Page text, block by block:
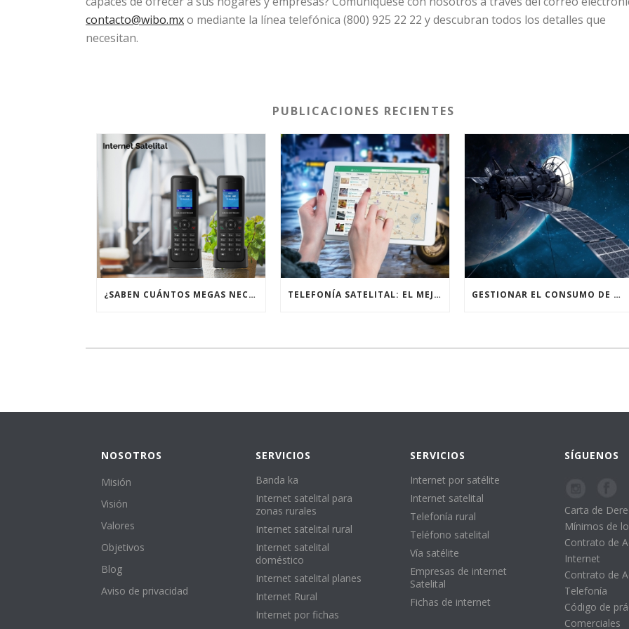
contacto@wibo.mxo mediante la línea telefónica (800) 925 22 22 y descubran todos los detalles que
necesitan.
PUBLICACIONES RECIENTES
¿SABEN CUÁNTOS MEGAS NECESITAN SEGÚN SU PERFIL DE USUARIO? TELEFONÍA SATELITAL: EL MEJOR ALIADO PARA PRACTICANTES DE ALPINISMO GESTIONAR EL CONSUMO DE DATOS: UN ASPECTO CRUCIAL AL UTILIZAR INTERNET SATELITAL
NOSOTROS
Misión
Visión
Valores
Objetivos
Blog
Aviso de privacidad
SERVICIOS
Banda ka
Internet satelital para
zonas rurales
Internet satelital rural
Internet satelital
doméstico
Internet satelital planes
Internet Rural
Internet por fichas
SERVICIOS
Internet por satélite
Internet satelital
Telefonía rural
Teléfono satelital
Vía satélite
Empresas de internet
Satelital
Fichas de internet
SÍGUENOS
Carta de
Mínimos de
Contrato de
Internet
Contrato de
Telefonía
Código de
Comerciales